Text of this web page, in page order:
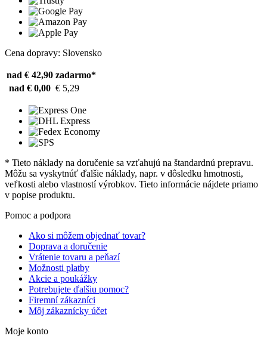
Cena dopravy: Slovensko
nad € 42,90 zadarmo*
nad € 0,00 € 5,29
* Tieto náklady na doručenie sa vzťahujú na štandardnú prepravu.
Môžu sa vyskytnúť ďalšie náklady, napr. v dôsledku hmotnosti,
veľkosti alebo vlastností výrobkov. Tieto informácie nájdete priamo
v popise produktu.
Pomoc a podpora
Ako si môžem objednať tovar?
Doprava a doručenie
Vrátenie tovaru a peňazí
Možnosti platby
Akcie a poukážky
Potrebujete ďalšiu pomoc?
Firemní zákazníci
Môj zákaznícky účet
Moje konto